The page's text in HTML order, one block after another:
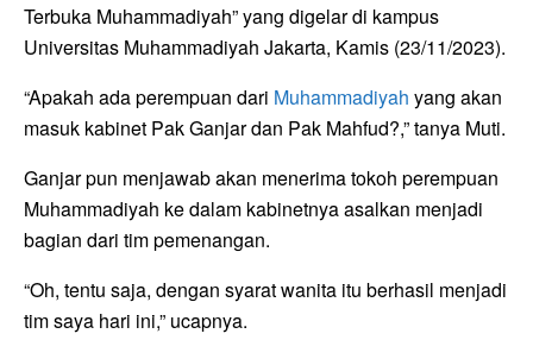
Terbuka Muhammadiyah” yang digelar di kampus
Universitas Muhammadiyah Jakarta, Kamis (23/11/2023).
“Apakah ada perempuan dari Muhammadiyah yang akan
masuk kabinet Pak Ganjar dan Pak Mahfud?,” tanya Muti.
Ganjar pun menjawab akan menerima tokoh perempuan
Muhammadiyah ke dalam kabinetnya asalkan menjadi
bagian dari tim pemenangan.
“Oh, tentu saja, dengan syarat wanita itu berhasil menjadi
tim saya hari ini,” ucapnya.